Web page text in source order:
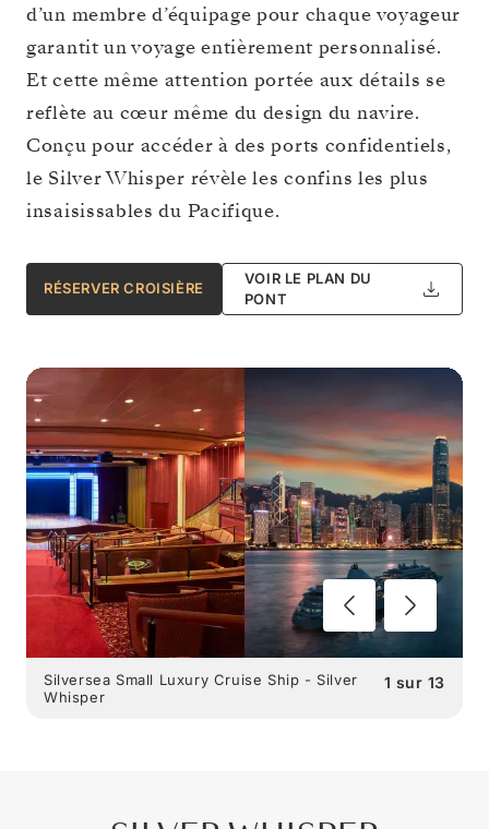
d’un membre d’équipage pour chaque voyageur
garantit un voyage entièrement personnalisé.
Et cette même attention portée aux détails se
reflète au cœur même du design du navire.
Conçu pour accéder à des ports confidentiels,
le Silver Whisper révèle les confins les plus
insaisissables du Pacifique.
RÉSERVER CROISIÈRE
VOIR LE PLAN DU
PONT
1 sur 13
Silversea Small Luxury Cruise Ship - Silver
Whisper